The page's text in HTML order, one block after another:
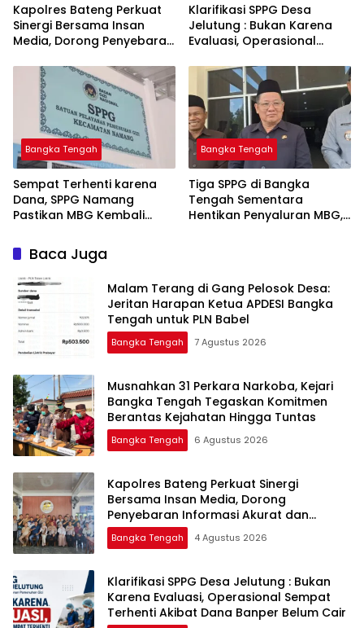
‎Kapolres Bateng Perkuat
Sinergi Bersama Insan
Media, Dorong Penyebaran
Layanan Polri 110
‎Klarifikasi SPPG Desa
Jelutung : Bukan Karena
Evaluasi, Operasional
Dana Banper Belum Cair
Bangka Tengah
‎Sempat Terhenti karena
Dana, SPPG Namang
Pastikan MBG Kembali
Bangka Tengah
‎Tiga SPPG di Bangka
Tengah Sementara
Hentikan Penyaluran MBG,
Baca Juga
Malam Terang di Gang Pelosok Desa:
Jeritan Harapan Ketua APDESI Bangka
Tengah untuk PLN Babel
Bangka Tengah 7 Agustus 2026
Musnahkan 31 Perkara Narkoba, Kejari
Bangka Tengah Tegaskan Komitmen
Berantas Kejahatan Hingga Tuntas
Bangka Tengah 6 Agustus 2026
‎Kapolres Bateng Perkuat Sinergi
Bersama Insan Media, Dorong
Penyebaran Informasi Akurat dan
Layanan Polri 110
Bangka Tengah 4 Agustus 2026
‎Klarifikasi SPPG Desa Jelutung : Bukan
Karena Evaluasi, Operasional Sempat
Terhenti Akibat Dana Banper Belum Cair